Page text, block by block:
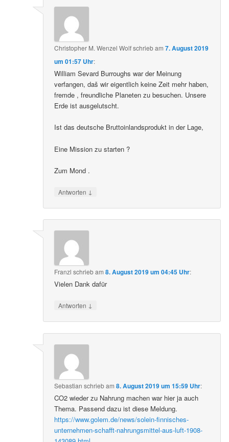
Christopher M. Wenzel Wolfschriebam7. August 2019
um 01:57 Uhr:
William Sevard Burroughs war der Meinung
verfangen, daš wir eigentlich keine Zeit mehr haben,
fremde , freundliche Planeten zu besuchen. Unsere
Erde ist ausgelutscht.
Ist das deutsche Bruttoinlandsprodukt in der Lage,
Eine Mission zu starten ?
Zum Mond .
Antworten ↓
Franzl schriebam8. August 2019 um 04:45 Uhr:
Vielen Dank dafür
Antworten ↓
Sebastian schriebam8. August 2019 um 15:59 Uhr:
CO2 wieder zu Nahrung machen war hier ja auch
Thema. Passend dazu ist diese Meldung.
https://www.golem.de/news/solein-finnisches-
unternehmen-schafft-nahrungsmittel-aus-luft-1908-